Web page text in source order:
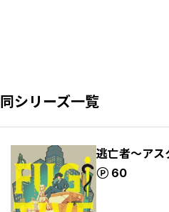
同シリーズ一覧
逃亡者～ア
60
ポイント